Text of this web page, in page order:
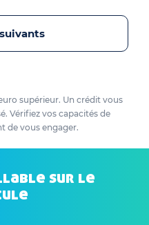
supérieur. Un crédit vous
Vérifiez vos capacités de
de vous engager.
sur le